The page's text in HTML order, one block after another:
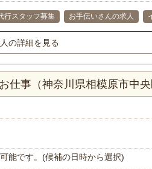
行スタッフ募集 お手伝いさんの求人
の詳細を見る
仕事（神奈川県相模原市中
能です。(候補の日時から選択)